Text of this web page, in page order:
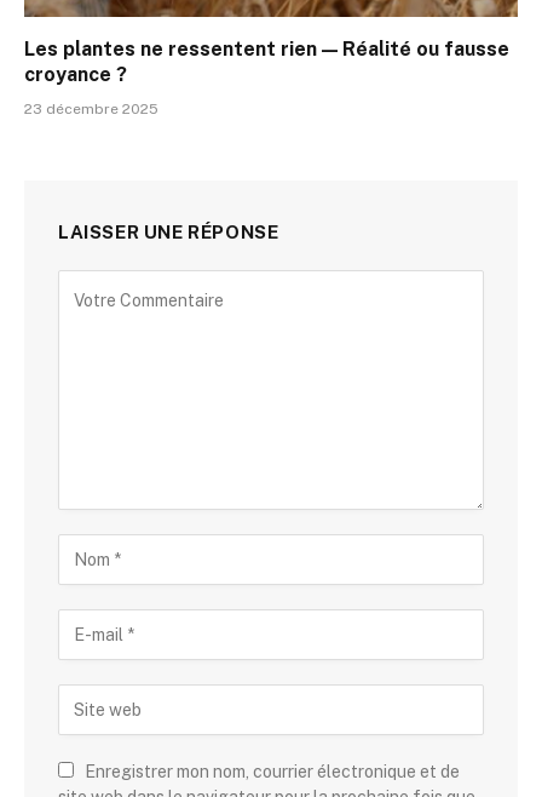
Les plantes ne ressentent rien — Réalité ou fausse
croyance ?
23 décembre 2025
LAISSER UNE RÉPONSE
Enregistrer mon nom, courrier électronique et de